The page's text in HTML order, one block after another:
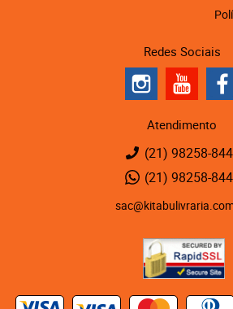
Redes Sociais
Atendimento
(21) 98258-
(21) 98258-